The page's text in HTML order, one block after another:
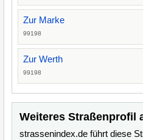
Zur Marke
99198
Zur Werth
99198
Weiteres Straßenprofil
strassenindex.de führt diese